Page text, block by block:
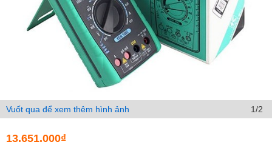
Vuốt qua để xem thêm hình ảnh 1/2
13.651.000₫